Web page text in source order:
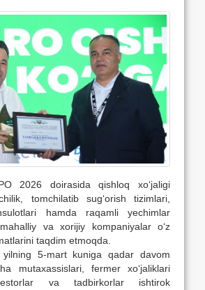
2026 doirasida qishloq xo‘jaligi
tomchilatib sug‘orish tizimlari,
hamda raqamli yechimlar
va xorijiy kompaniyalar o‘z
taqdim etmoqda.
yilning 5-mart kuniga qadar davom
mutaxassislari, fermer xo‘jaliklari
va tadbirkorlar ishtirok